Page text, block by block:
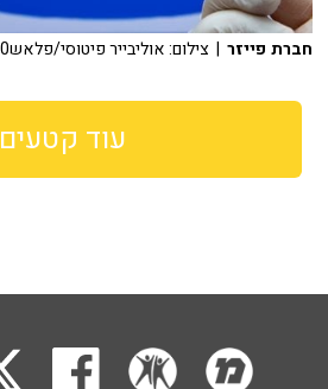
חברת פייזר | צילום: אוליבייר פיטוסי/פלאש90
עוד קטעים